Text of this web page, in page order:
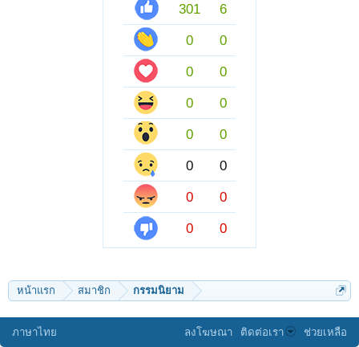
301
6
0
0
0
0
0
0
0
0
0
0
0
0
0
0
หน้าแรก สมาชิก กรรมนิยาม
ภาษาไทย ลงโฆษณา ติดต่อเรา ช่วยเหลือ